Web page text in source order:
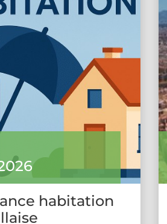
habitation